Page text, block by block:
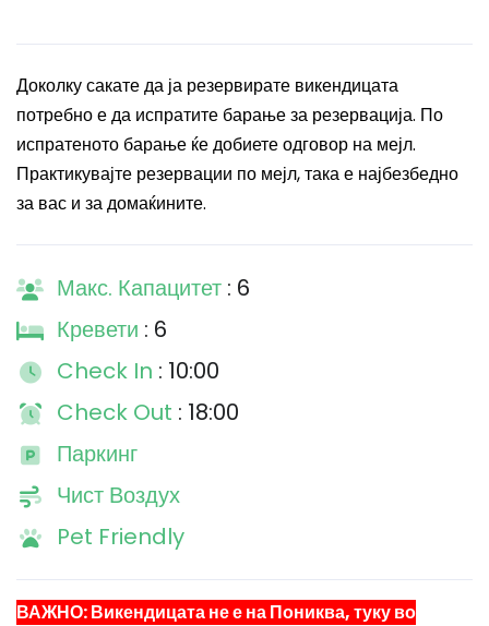
Доколку сакате да ја резервирате викендицата
потребно е да испратите барање за резервација. По
испратеното барање ќе добиете одговор на мејл.
Практикувајте резервации по мејл, така е најбезбедно
за вас и за домаќините.
Макс. Капацитет : 6
Кревети : 6
Check In : 10:00
Check Out : 18:00
Паркинг
Чист Воздух
Pet Friendly
ВАЖНО: Викендицата не е на Пониква, туку во